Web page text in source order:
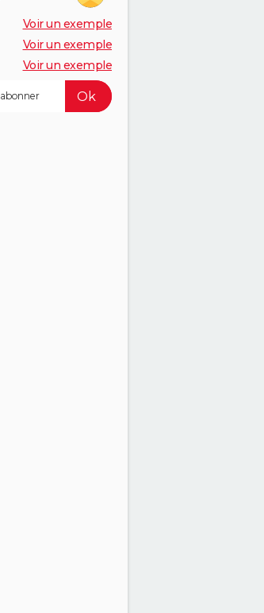
Voir un exemple
Voir un exemple
Voir un exemple